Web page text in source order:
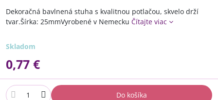
Dekoračná bavlnená stuha s kvalitnou potlačou, skvelo drží
tvar.Šírka: 25mmVyrobené v Nemecku Čítajte viac
Skladom
0,77 €
Do košíka